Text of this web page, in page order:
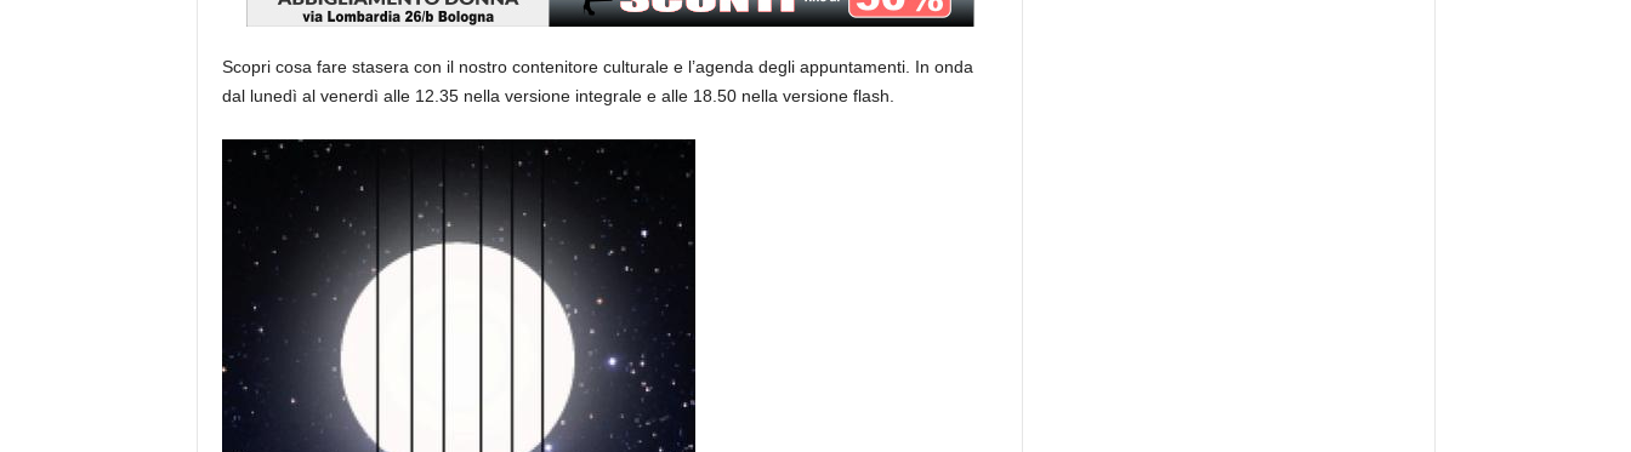
Scopri cosa fare stasera con il nostro contenitore culturale e l’agenda degli appuntamenti. In onda
dal lunedì al venerdì alle 12.35 nella versione integrale e alle 18.50 nella versione flash.